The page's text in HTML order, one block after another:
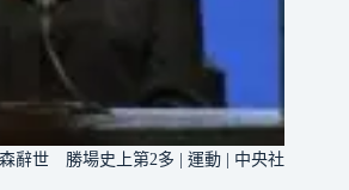
辭世 勝場史上第2多 | 運動 | 中央社